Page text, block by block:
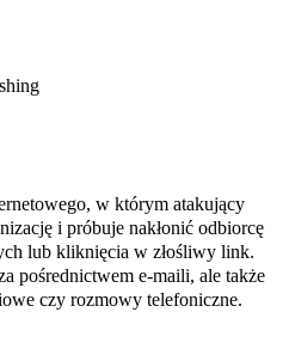
w którym atakujący
i próbuje nakłonić odbiorcę
lub kliknięcia w złośliwy link.
pośrednictwem e-maili, ale także
czy rozmowy telefoniczne.